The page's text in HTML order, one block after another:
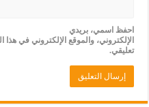
احفظ اسمي، بريدي
الإلكتروني، والموقع الإلكتروني في
تعليقي.